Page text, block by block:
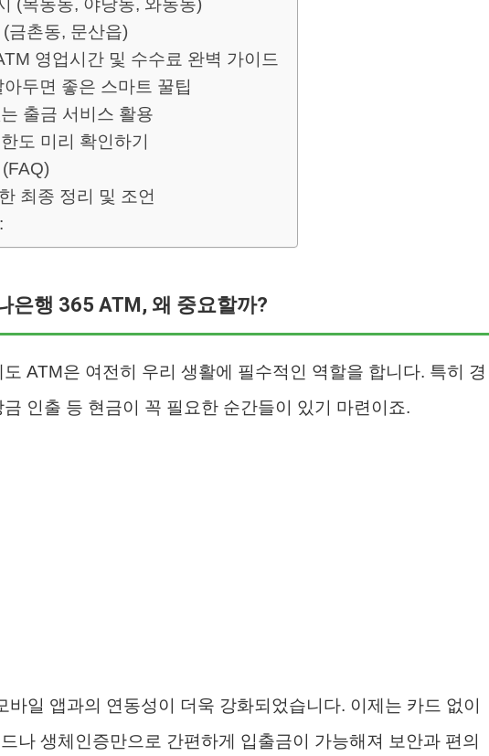
(목동동, 야당동, 와동동)
금촌동, 문산읍)
영업시간 및 수수료 완벽 가이드
두면 좋은 스마트 꿀팁
출금 서비스 활용
도 미리 확인하기
최종 정리 및 조언
은행 365 ATM, 왜 중요할까?
ATM은 여전히 우리 생활에 필수적인 역할을 합니다. 특히 경
인출 등 현금이 꼭 필요한 순간들이 있기 마련이죠.
바일 앱과의 연동성이 더욱 강화되었습니다. 이제는 카드 없이
나 생체인증만으로 간편하게 입출금이 가능해져 보안과 편의